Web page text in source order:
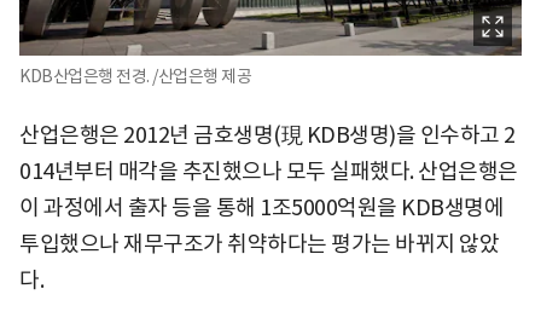
KDB산업은행 전경. /산업은행 제공
산업은행은 2012년 금호생명(現 KDB생명)을 인수하고 2
014년부터 매각을 추진했으나 모두 실패했다. 산업은행은
이 과정에서 출자 등을 통해 1조5000억원을 KDB생명에
투입했으나 재무구조가 취약하다는 평가는 바뀌지 않았
다.